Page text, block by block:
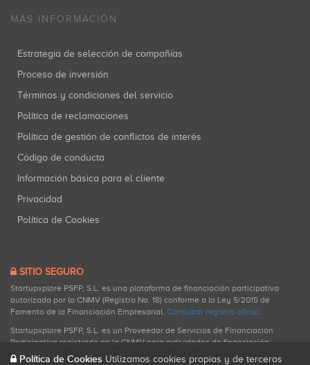
MÁS INFORMACIÓN
Estrategia de selección de compañías
Proceso de inversión
Términos y condiciones del servicio
Política de reclamaciones
Política de gestión de conflictos de interés
Código de conducta
Información básica para el cliente
Privacidad
Política de Cookies
SITIO SEGURO
Startupxplore PSFP, S.L. es una plataforma de financiación participativa
autorizada por la CNMV (Registro No. 18) conforme a la Ley 5/2015 de
Fomento de la Financiación Empresarial. Consultar registro oficial.
Startupxplore PSFP, S.L. es un Proveedor de Servicios de Financiación
Participativa registrado en la CNMV para actividades de financiación
participativa.
Política de Cookies Utilizamos cookies propias y de terceros